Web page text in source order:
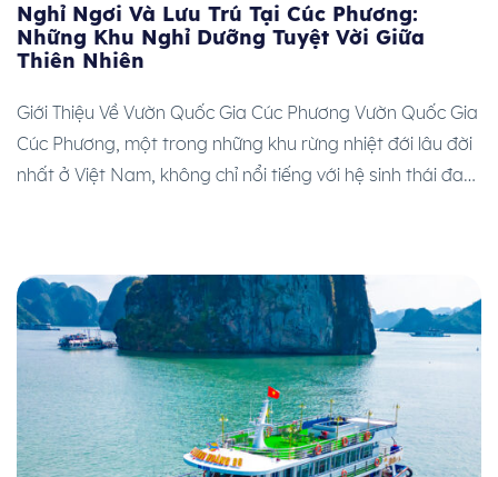
Nghỉ Ngơi Và Lưu Trú Tại Cúc Phương:
Những Khu Nghỉ Dưỡng Tuyệt Vời Giữa
Thiên Nhiên
Giới Thiệu Về Vườn Quốc Gia Cúc Phương Vườn Quốc Gia
Cúc Phương, một trong những khu rừng nhiệt đới lâu đời
nhất ở Việt Nam, không chỉ nổi tiếng với hệ sinh thái đa